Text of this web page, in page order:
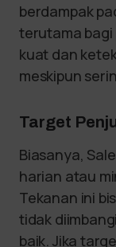
berdampak
terutama bagi
kuat dan
meskipun
Target
Biasanya,
harian atau
Tekanan ini
tidak
baik. Jika